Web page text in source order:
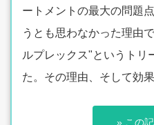
ートメントの最大の問題
うとも思わなかった理由
ルプレックス"というトリ
た。その理由、そして効
» この